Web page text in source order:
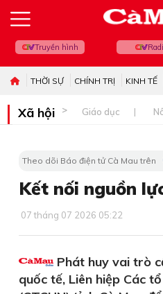
Truyền hình
THỜI SỰ CHÍNH TRỊ KINH TẾ
Xã hội Giáo dục
Theo dõi Báo điện tử Cà Mau trên
Kết nối nguồn
07 tháng 07 2026 05:22
Phát huy vai trò
quốc tế, Liên hiệp Các